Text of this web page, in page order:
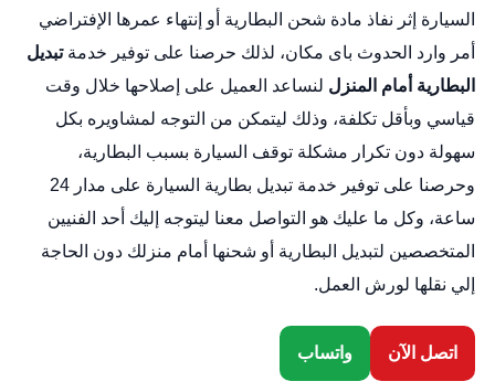
السيارة إثر نفاذ مادة شحن البطارية أو إنتهاء عمرها الإفتراضي
أمر وارد الحدوث باى مكان، لذلك حرصنا على توفير خدمةتبديل
البطارية أمام المنزل لنساعد العميل على إصلاحها خلال وقت
قياسي وبأقل تكلفة، وذلك ليتمكن من التوجه لمشاويره بكل
سهولة دون تكرار مشكلة توقف السيارة بسبب البطارية،
وحرصنا على توفير خدمة تبديل بطارية السيارة
على مدار 24
ساعة، وكل ما عليك هو التواصل معنا ليتوجه إليك أحد الفنيين
المتخصصين لتبديل البطارية أو شحنها أمام منزلك دون الحاجة
إلي نقلها لورش العمل.
اتصل الآن واتساب